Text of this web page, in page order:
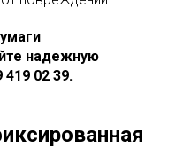
надежную
02 39.